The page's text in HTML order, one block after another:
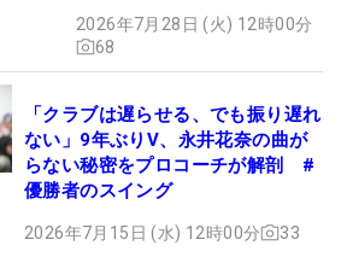
2026年7月28日 (火) 12時00分
68
「クラブは遅らせる、でも振り遅れ
ない」9年ぶりV、永井花奈の曲が
らない秘密をプロコーチが解剖 #
優勝者のスイング
2026年7月15日 (水) 12時00分 33